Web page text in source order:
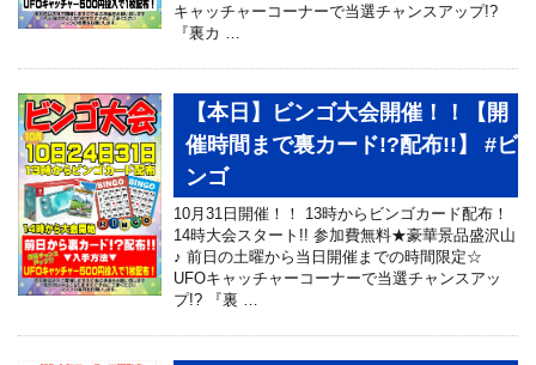
キャッチャーコーナーで当選チャンスアップ!?
『裏カ …
【本日】ビンゴ大会開催！！【開
催時間まで裏カード!?配布!!】 #ビ
ンゴ
10月31日開催！！ 13時からビンゴカード配布！
14時大会スタート!! 参加費無料★豪華景品盛沢山
♪ 前日の土曜から当日開催までの時間限定☆
UFOキャッチャーコーナーで当選チャンスアッ
プ!? 『裏 …